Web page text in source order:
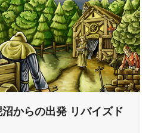
からの出発 リバイズド